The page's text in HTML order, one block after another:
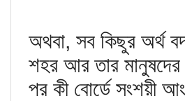
অথবা, সব কিছুর অর্থ
শহর আর তার
পর কী বোর্ডে সংশয়ী